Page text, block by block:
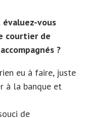
évaluez-vous
courtier de
?
eu à faire, juste
à la banque et
de